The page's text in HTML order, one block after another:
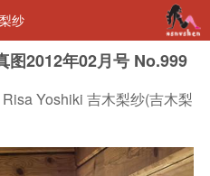
纱
图2012年02月号 No.999
Yoshiki 吉木梨纱(吉木梨